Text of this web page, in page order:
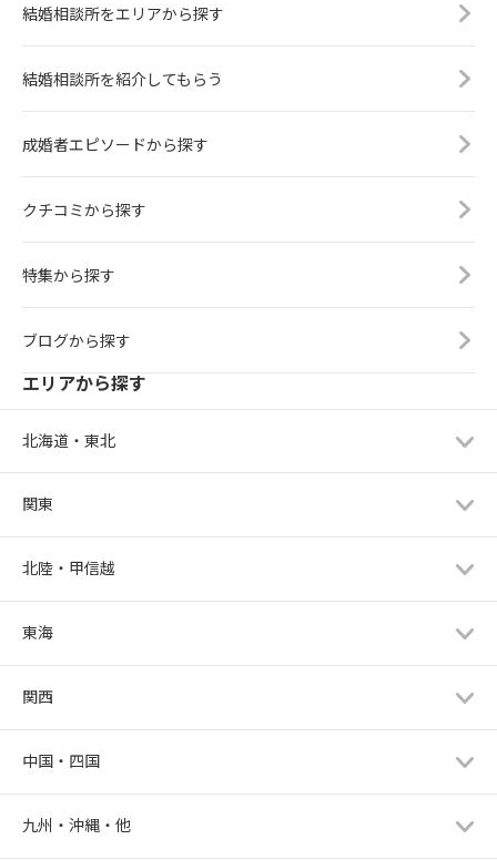
結婚相談所をエリアから探す
結婚相談所を紹介してもらう
成婚者エピソードから探す
クチコミから探す
特集から探す
ブログから探す
エリアから探す
北海道・東北
関東
北陸・甲信越
東海
関西
中国・四国
九州・沖縄・他